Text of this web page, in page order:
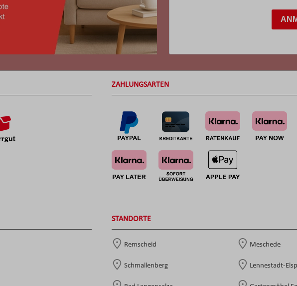
ZAHLUNGSARTEN
STANDORTE
Remscheid Meschede
Schmallenberg Lennestadt-